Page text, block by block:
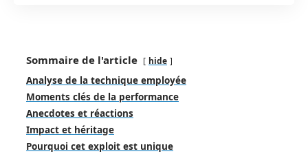
Sommaire de l'article hide
Analyse de la technique employée
Moments clés de la performance
Anecdotes et réactions
Impact et héritage
Pourquoi cet exploit est unique